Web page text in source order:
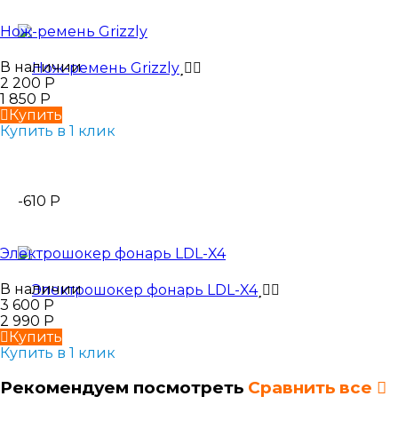
Нож-ремень Grizzly
В наличии
2 200 Р
1 850 Р
Купить
Купить в 1 клик
-610 Р
Электрошокер фонарь LDL-X4
В наличии
3 600 Р
2 990 Р
Купить
Купить в 1 клик
Рекомендуем посмотреть Сравнить все